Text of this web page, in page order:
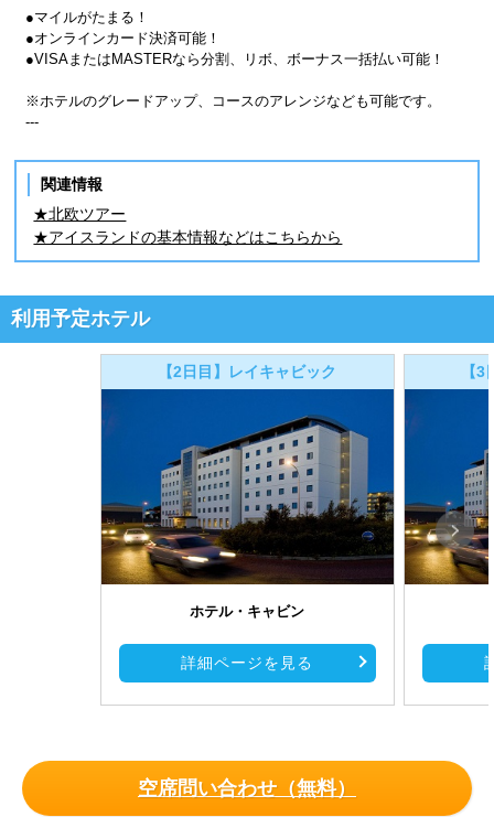
●マイルがたまる！
●オンラインカード決済可能！
●VISAまたはMASTERなら分割、リボ、ボーナス一括払い可能！
※ホテルのグレードアップ、コースのアレンジなども可能です。
---
関連情報
★北欧ツアー
★アイスランドの基本情報などはこちらから
利用予定ホテル
【2日目】レイキャビック
ホテル・キャビン
詳細ページを見る
【
空席問い合わせ（無料）